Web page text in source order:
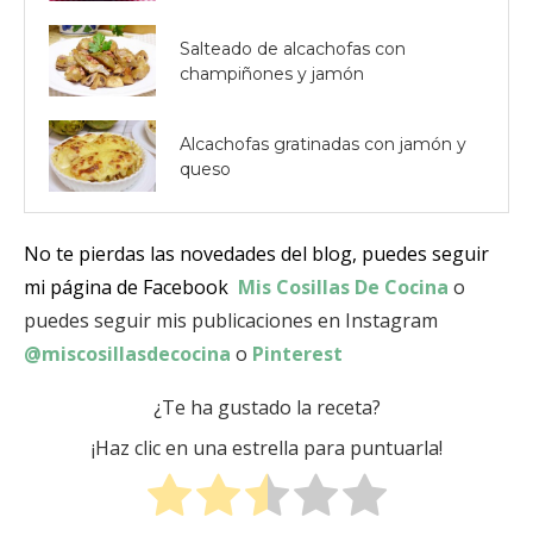
Salteado de alcachofas con
champiñones y jamón
Alcachofas gratinadas con jamón y
queso
No te pierdas las novedades del blog, puedes seguir
mi página de Facebook Mis Cosillas De Cocina o
puedes seguir mis publicaciones en Instagram
@miscosillasdecocina o Pinterest
¿Te ha gustado la receta?
¡Haz clic en una estrella para puntuarla!